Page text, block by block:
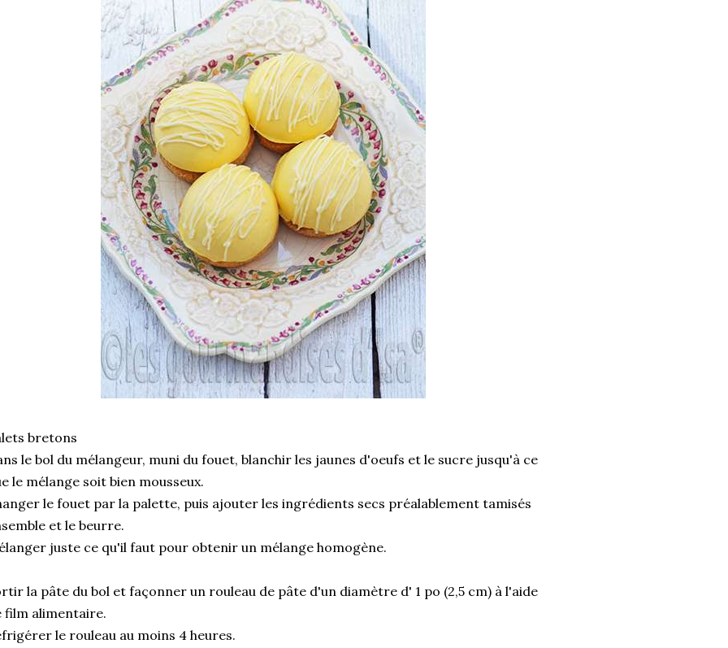
bretons
le bol du mélangeur, muni du fouet, blanchir les jaunes d'oeufs et le sucre jusqu'à ce
le mélange soit bien mousseux.
le fouet par la palette, puis ajouter les ingrédients secs préalablement tamisés
et le beurre.
juste ce qu'il faut pour obtenir un mélange homogène.
la pâte du bol et façonner un rouleau de pâte d'un diamètre d' 1 po (2,5 cm) à l'aide
film alimentaire.
le rouleau au moins 4 heures.